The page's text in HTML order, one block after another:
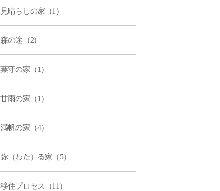
見晴らしの家（1）
森の途（2）
葉守の家（1）
甘雨の家（1）
満帆の家（4）
弥（わた）る家（5）
移住プロセス（11）